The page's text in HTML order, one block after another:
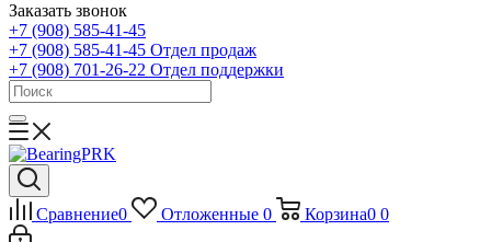
Заказать звонок
+7 (908) 585-41-45
+7 (908) 585-41-45 Отдел продаж
+7 (908) 701-26-22 Отдел поддержки
Сравнение0 Отложенные 0 Корзина0 0